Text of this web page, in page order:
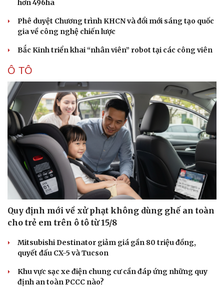
hơn 496ha
Phê duyệt Chương trình KHCN và đổi mới sáng tạo quốc
gia về công nghệ chiến lược
Bắc Kinh triển khai “nhân viên” robot tại các công viên
Ô TÔ
Quy định mới về xử phạt không dùng ghế an toàn
cho trẻ em trên ô tô từ 15/8
Mitsubishi Destinator giảm giá gần 80 triệu đồng,
quyết đấu CX-5 và Tucson
Khu vực sạc xe điện chung cư cần đáp ứng những quy
định an toàn PCCC nào?